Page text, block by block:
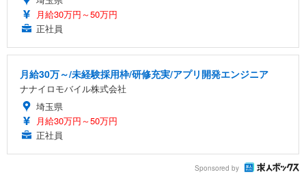
月給30万円～50万円
正社員
月給30万～/未経験採用枠/研修充実/アプリ開発エンジニア
ナナイロモバイル株式会社
埼玉県
月給30万円～50万円
正社員
Sponsored by